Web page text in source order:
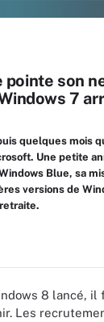
pointe son
7
quelques mois
Une petite
Blue, sa
versions de
8 lancé, il
Les